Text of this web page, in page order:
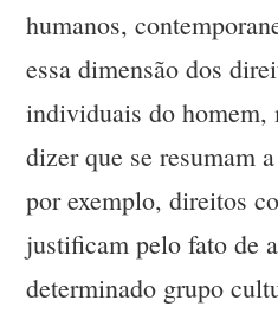
humanos,
essa dimensão dos
individuais do homem,
dizer que se resumam
por exemplo, direitos
justificam pelo fato de
determinado grupo